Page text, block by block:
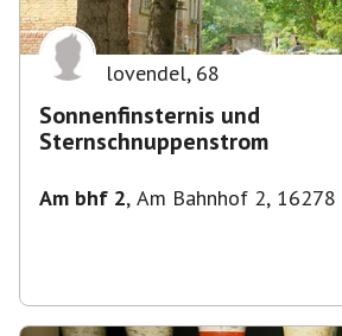
lovendel, 68
Sonnenfinsternis und
Sternschnuppenstrom
Am bhf 2, Am Bahnhof 2, 16278